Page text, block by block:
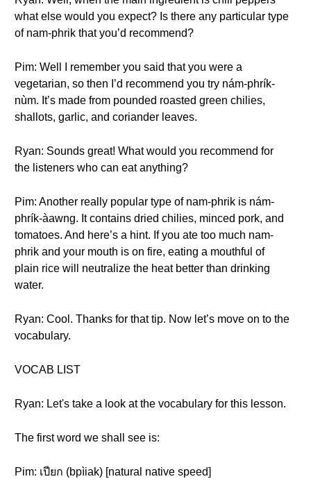
what else would you expect? Is there any particular type
of nam-phrik that you’d recommend?
Pim: Well I remember you said that you were a
vegetarian, so then I’d recommend you try nám-phrík-
nùm. It’s made from pounded roasted green chilies,
shallots, garlic, and coriander leaves.
Ryan: Sounds great! What would you recommend for
the listeners who can eat anything?
Pim: Another really popular type of nam-phrik is nám-
phrík-àawng. It contains dried chilies, minced pork, and
tomatoes. And here’s a hint. If you ate too much nam-
phrik and your mouth is on fire, eating a mouthful of
plain rice will neutralize the heat better than drinking
water.
Ryan: Cool. Thanks for that tip. Now let’s move on to the
vocabulary.
VOCAB LIST
Ryan: Let's take a look at the vocabulary for this lesson.
The first word we shall see is:
Pim: เปียก (bpìiak) [natural native speed]